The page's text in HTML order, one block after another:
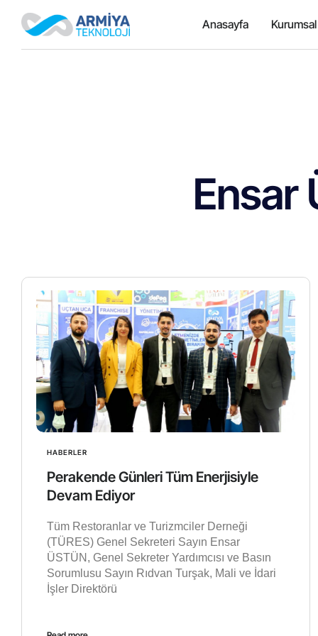
Anasayfa Kurumsal
Ensar
HABERLER
Perakende Günleri Tüm Enerjisiyle
Devam Ediyor
Tüm Restoranlar ve Turizmciler Derneği
(TÜRES) Genel Sekreteri Sayın Ensar
ÜSTÜN, Genel Sekreter Yardımcısı ve Basın
Sorumlusu Sayın Rıdvan Turşak, Mali ve İdari
İşler Direktörü